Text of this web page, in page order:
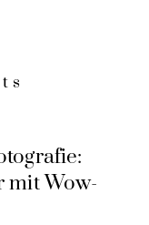
mit Wow-